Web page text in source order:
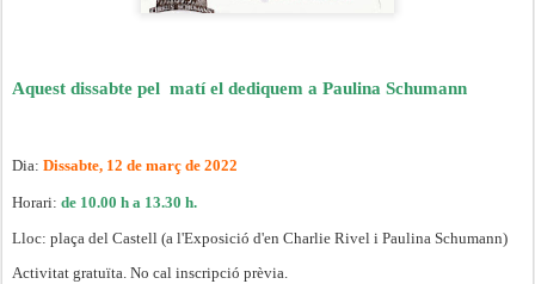
Aquest dissabte pel matí el dediquem a Paulina Schumann
Dia: Dissabte, 12 de març de 2022
Horari: de 10.00 h a 13.30 h.
Lloc: plaça del Castell (a l'Exposició d'en Charlie Rivel i Paulina Schumann)
Activitat gratuïta. No cal inscripció prèvia.